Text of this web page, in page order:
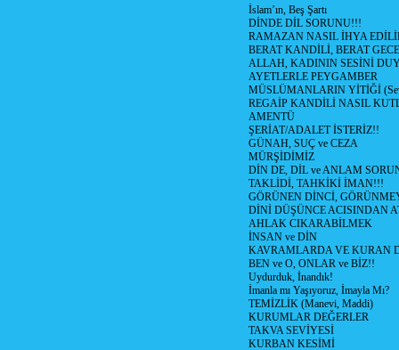
İslam’ın, Beş Şartı
DİNDE DİL SORUNU!!!
RAMAZAN NASIL İHYA
BERAT KANDİLİ, BERAT
ALLAH, KADININ SESİNİ
AYETLERLE PEYGAMBER
MÜSLÜMANLARIN YİTİĞİ
REGAİP KANDİLİ NASIL
AMENTÜ
ŞERİAT/ADALET İSTERİZ!!
GÜNAH, SUÇ ve CEZA
MÜRŞİDİMİZ
DİN DE, DİL ve ANLAM
TAKLİDİ, TAHKİKİ İMAN!!!
GÖRÜNEN DİNCİ,
DİNİ DÜŞÜNCE ACISINDAN
AHLAK CIKARABİLMEK
İNSAN ve DİN
KAVRAMLARDA VE KURAN
BEN ve O, ONLAR ve BİZ!!
Uydurduk, İnandık!
İmanla mı Yaşıyoruz, İmayla Mı?
TEMİZLİK (Manevi, Maddi)
KURUMLAR DEĞERLER
TAKVA SEVİYESİ
KURBAN KESİMİ